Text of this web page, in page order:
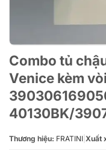
Combo tủ
Venice kèm
40130BK/
Thương hiệu: FRATINI Xuất